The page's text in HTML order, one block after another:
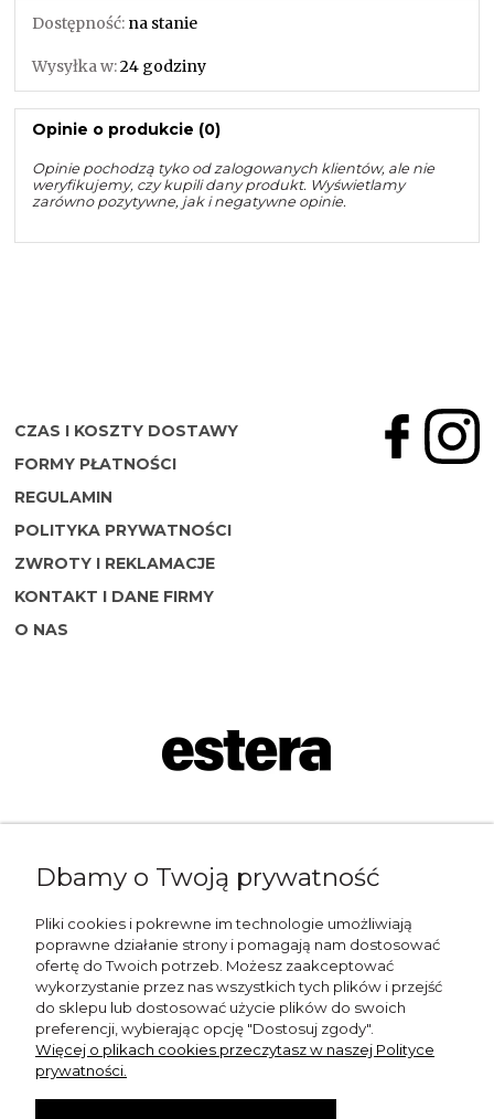
Dostępność: na stanie
Wysyłka w:24 godziny
Opinie o produkcie (0)
Opinie pochodzą tyko od zalogowanych klientów, ale nie
weryfikujemy, czy kupili dany produkt. Wyświetlamy
zarówno pozytywne, jak i negatywne opinie.
CZAS I KOSZTY DOSTAWY
FORMY PŁATNOŚCI
REGULAMIN
POLITYKA PRYWATNOŚCI
ZWROTY I REKLAMACJE
KONTAKT I DANE FIRMY
O NAS
shop@esterashop.com
+48 785 709 330
ESTERA
Otolice 68
99-400 Łowicz
Wskazówki dojazdu
Dbamy o Twoją prywatność
Pliki cookies i pokrewne im technologie umożliwiają
poprawne działanie strony i pomagają nam dostosować
ofertę do Twoich potrzeb. Możesz zaakceptować
wykorzystanie przez nas wszystkich tych plików i przejść
do sklepu lub dostosować użycie plików do swoich
preferencji, wybierając opcję "Dostosuj zgody".
Więcej o plikach cookies przeczytasz w naszej Polityce
prywatności.